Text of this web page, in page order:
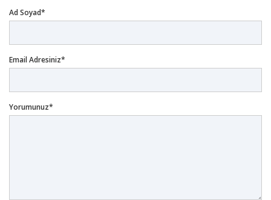
Ad Soyad*
Email Adresiniz*
Yorumunuz*